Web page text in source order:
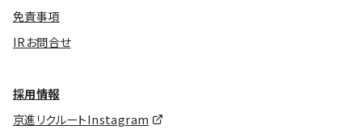
免責事項
IRお問合せ
採用情報
京進リクルートInstagram